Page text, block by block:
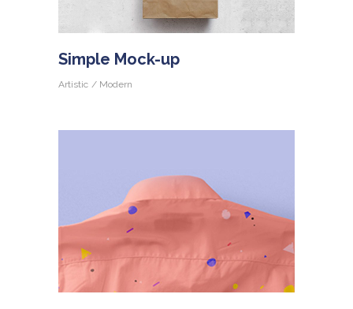
Simple Mock-up
Artistic Modern